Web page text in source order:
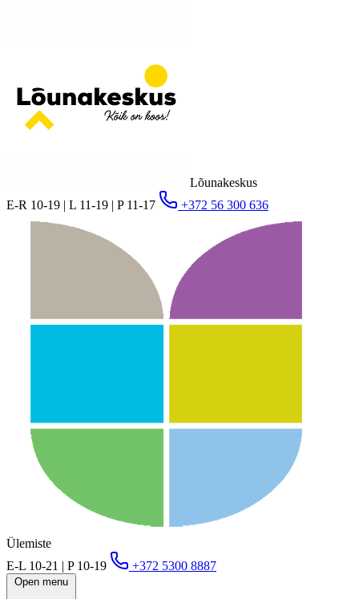
Lõunakeskus
E-R 10-19 | L 11-19 | P 11-17
+372 56 300 636
Ülemiste
E-L 10-21 | P 10-19
+372 5300 8887
Open menu